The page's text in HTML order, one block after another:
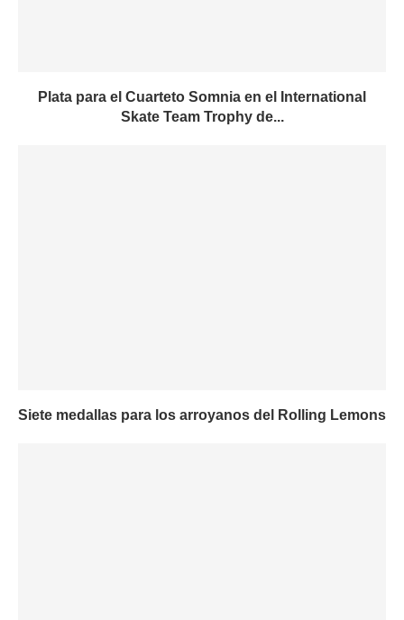
Plata para el Cuarteto Somnia en el International
Skate Team Trophy de...
Siete medallas para los arroyanos del Rolling Lemons